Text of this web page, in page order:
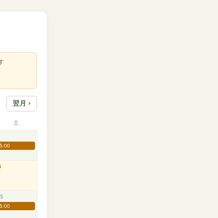
翌月 ›
土
5:00
5:00